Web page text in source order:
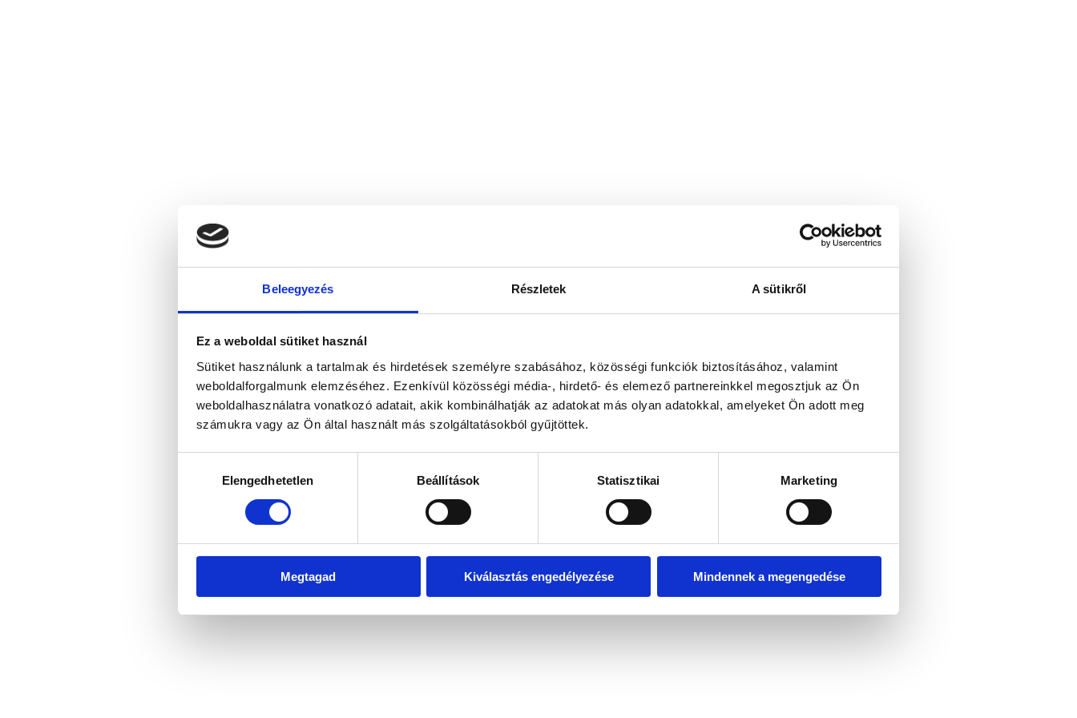
Beleegyezés Részletek A sütikről
Ez a weboldal sütiket használ
Sütiket használunk a tartalmak és hirdetések személyre szabásához, közösségi funkciók biztosításához, valamint
weboldalforgalmunk elemzéséhez. Ezenkívül közösségi média-, hirdető- és elemező partnereinkkel megosztjuk az Ön
weboldalhasználatra vonatkozó adatait, akik kombinálhatják az adatokat más olyan adatokkal, amelyeket Ön adott meg
számukra vagy az Ön által használt más szolgáltatásokból gyűjtöttek.
kiválasztásaElengedhetetlen Beállítások Statisztikai Marketing
Megtagad Kiválasztás engedélyezése Mindennek a megengedése
Application error: a client-side exception has occurred while loadingwww.bicapp.hu (see the browser console for more information)